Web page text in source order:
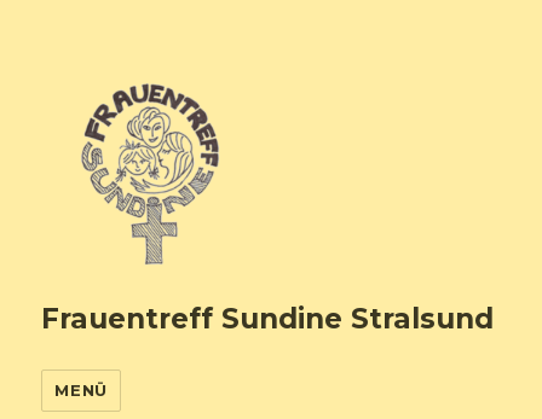
Frauentreff Sundine Stralsund
MENÜ